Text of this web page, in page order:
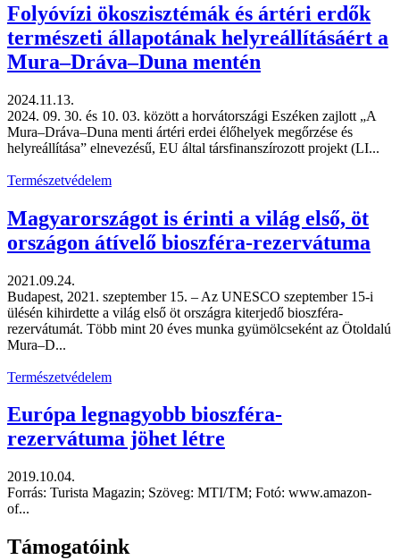
Folyóvízi ökoszisztémák és ártéri erdők
természeti állapotának helyreállításáért a
Mura–Dráva–Duna mentén
2024.11.13.
2024. 09. 30. és 10. 03. között a horvátországi Eszéken zajlott „A
Mura–Dráva–Duna menti ártéri erdei élőhelyek megőrzése és
helyreállítása” elnevezésű, EU által társfinanszírozott projekt (LI...
Természetvédelem
Magyarországot is érinti a világ első, öt
országon átívelő bioszféra-rezervátuma
2021.09.24.
Budapest, 2021. szeptember 15. – Az UNESCO szeptember 15-i
ülésén kihirdette a világ első öt országra kiterjedő bioszféra-
rezervátumát. Több mint 20 éves munka gyümölcseként az Ötoldalú
Mura–D...
Természetvédelem
Európa legnagyobb bioszféra-
rezervátuma jöhet létre
2019.10.04.
Forrás: Turista Magazin; Szöveg: MTI/TM; Fotó: www.amazon-
of...
Támogatóink